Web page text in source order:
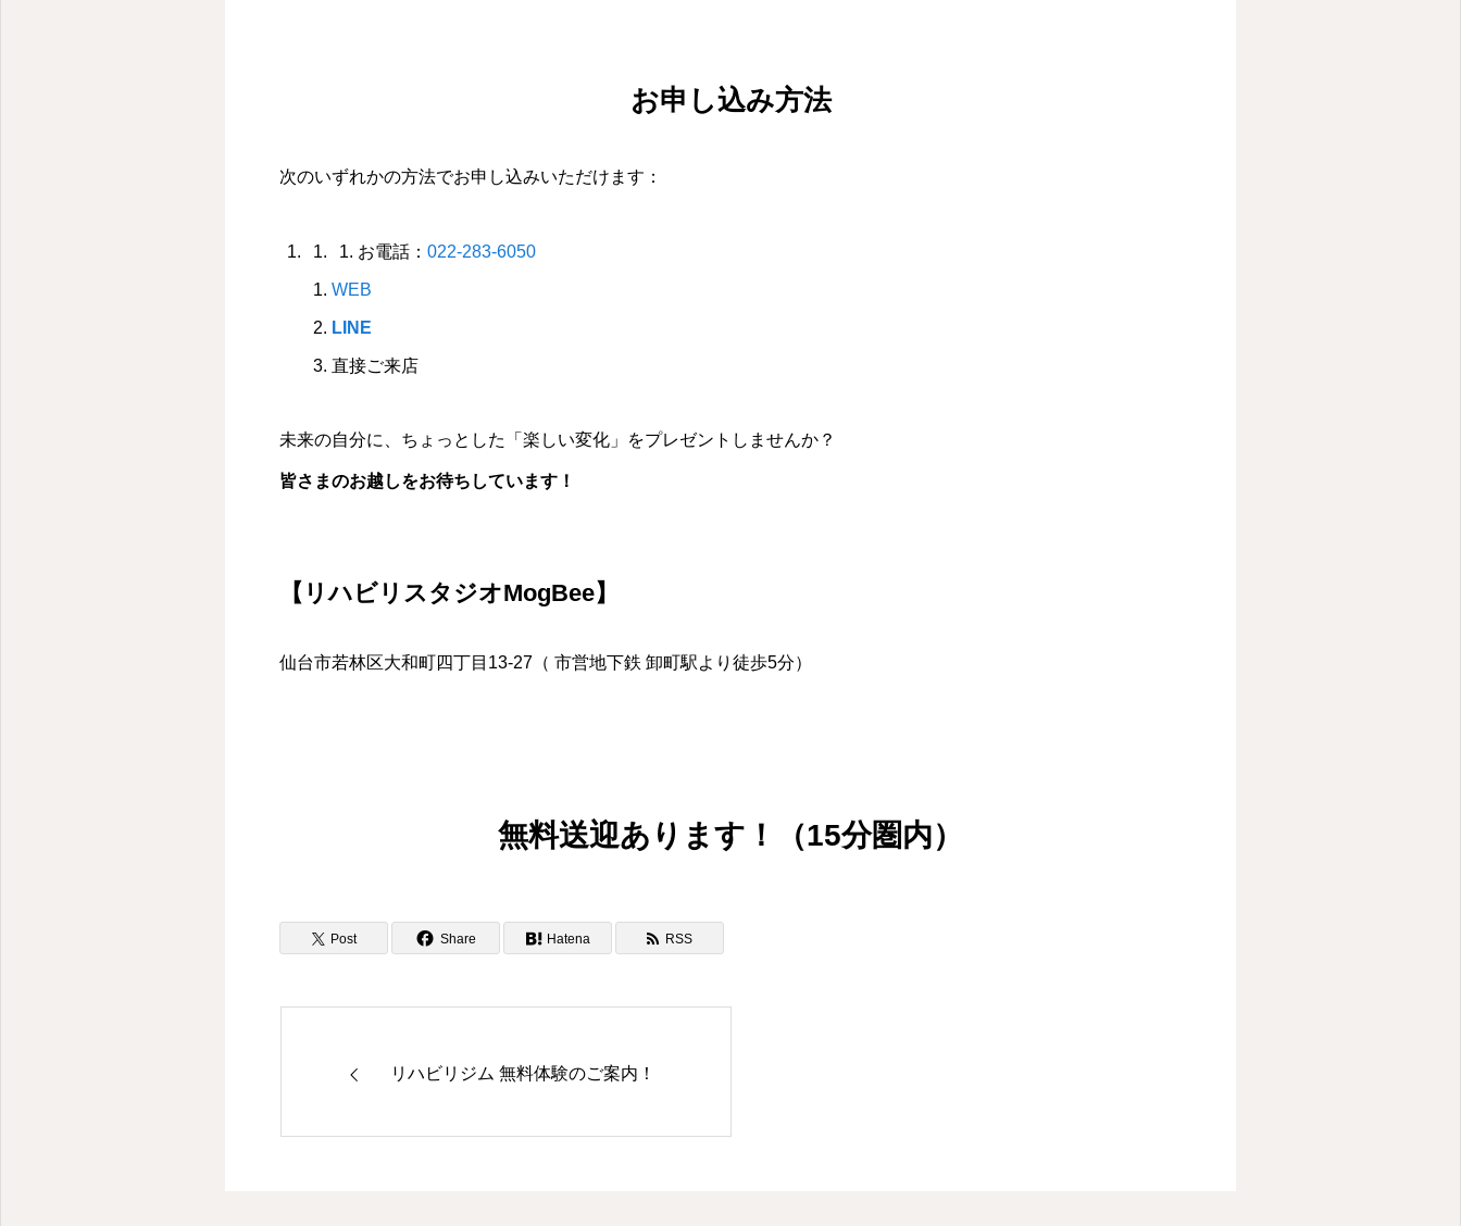
お申し込み方法
次のいずれかの方法でお申し込みいただけます：
お電話： 022-283-6050
WEB
LINE
直接ご来店
未来の自分に、ちょっとした「楽しい変化」をプレゼントしませんか？
皆さまのお越しをお待ちしています！
【リハビリスタジオMogBee】
仙台市若林区大和町四丁目13-27（ 市営地下鉄 卸町駅より徒歩5分）
無料送迎あります！（15分圏内）
Post Share Hatena RSS
リハビリジム 無料体験のご案内！